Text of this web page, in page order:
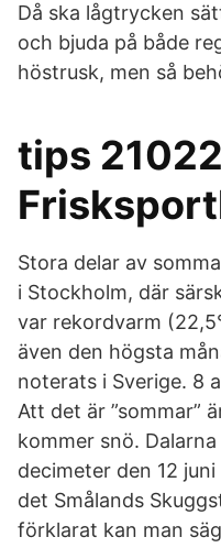
Då ska lågtrycken
och bjuda på både
höstrusk, men så
tips
Stora delar av
i Stockholm, där
var rekordvarm
även den högsta
noterats i Sverige. 8
Att det är ”sommar”
kommer snö.
decimeter den 12
det Smålands
förklarat kan man